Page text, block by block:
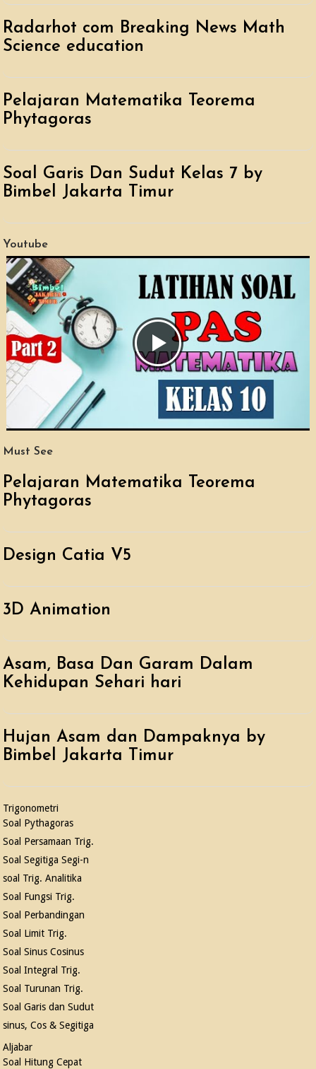
Radarhot com Breaking News Math
Science education
Pelajaran Matematika Teorema
Phytagoras
Soal Garis Dan Sudut Kelas 7 by
Bimbel Jakarta Timur
Youtube
Must See
Pelajaran Matematika Teorema
Phytagoras
Design Catia V5
3D Animation
Asam, Basa Dan Garam Dalam
Kehidupan Sehari hari
Hujan Asam dan Dampaknya by
Bimbel Jakarta Timur
Trigonometri
Soal Pythagoras
Soal Persamaan Trig.
Soal Segitiga Segi-n
soal Trig. Analitika
Soal Fungsi Trig.
Soal Perbandingan
Soal Limit Trig.
Soal Sinus Cosinus
Soal Integral Trig.
Soal Turunan Trig.
Soal Garis dan Sudut
sinus, Cos & Segitiga
Aljabar
Soal Hitung Cepat